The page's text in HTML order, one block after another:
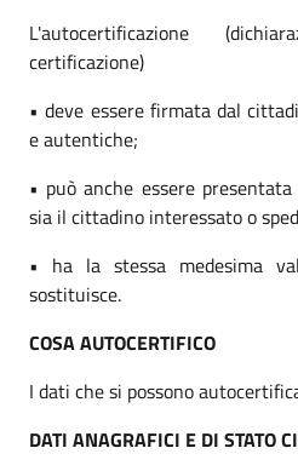
L'autocertificazione
certificazione)
• deve essere firmata dal
e autentiche;
• può anche essere
sia il cittadino interessato o
• ha la stessa medesima
sostituisce.
COSA AUTOCERTIFICO
I dati che si possono
DATI ANAGRAFICI E DI STATO